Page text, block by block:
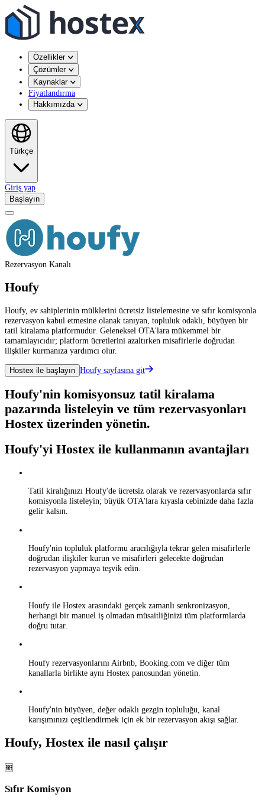
Özellikler
Çözümler
Kaynaklar
Fiyatlandırma
Hakkımızda
Türkçe
Giriş yap
Başlayın
Rezervasyon Kanalı
Houfy
Houfy, ev sahiplerinin mülklerini ücretsiz listelemesine ve sıfır komisyonla
rezervasyon kabul etmesine olanak tanıyan, topluluk odaklı, büyüyen bir
tatil kiralama platformudur. Geleneksel OTA'lara mükemmel bir
tamamlayıcıdır; platform ücretlerini azaltırken misafirlerle doğrudan
ilişkiler kurmanıza yardımcı olur.
Hostex ile başlayın Houfy sayfasına git
Houfy'nin komisyonsuz tatil kiralama
pazarında listeleyin ve tüm rezervasyonları
Hostex üzerinden yönetin.
Houfy'yi Hostex ile kullanmanın avantajları
Tatil kiralığınızı Houfy'de ücretsiz olarak ve rezervasyonlarda sıfır
komisyonla listeleyin; büyük OTA'lara kıyasla cebinizde daha fazla
gelir kalsın.
Houfy'nin topluluk platformu aracılığıyla tekrar gelen misafirlerle
doğrudan ilişkiler kurun ve misafirleri gelecekte doğrudan
rezervasyon yapmaya teşvik edin.
Houfy ile Hostex arasındaki gerçek zamanlı senkronizasyon,
herhangi bir manuel iş olmadan müsaitliğinizi tüm platformlarda
doğru tutar.
Houfy rezervasyonlarını Airbnb, Booking.com ve diğer tüm
kanallarla birlikte aynı Hostex panosundan yönetin.
Houfy'nin büyüyen, değer odaklı gezgin topluluğu, kanal
karışımınızı çeşitlendirmek için ek bir rezervasyon akışı sağlar.
Houfy, Hostex ile nasıl çalışır
🆓
Sıfır Komisyon